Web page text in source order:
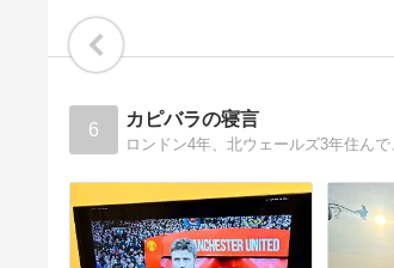
6 カピバラの寝言